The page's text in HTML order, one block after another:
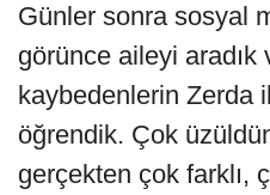
Günler sonra sosyal
görünce aileyi aradık
kaybedenlerin Zerda
öğrendik. Çok
gerçekten çok farklı,